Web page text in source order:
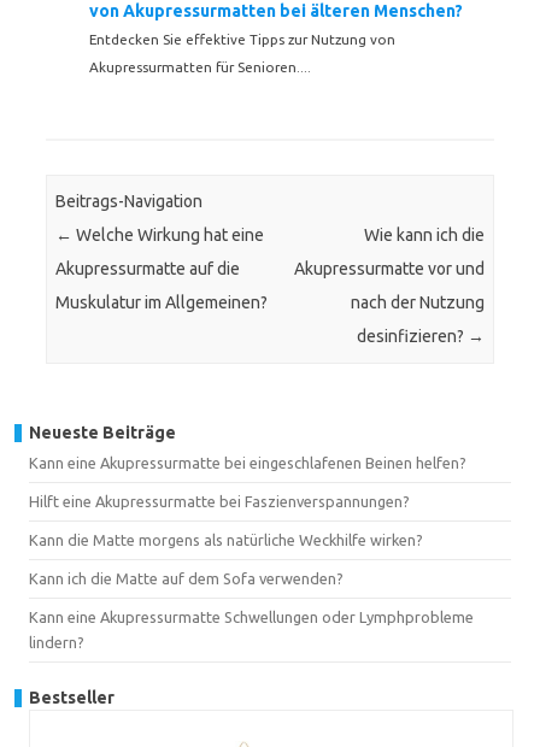
von Akupressurmatten bei älteren Menschen?
Entdecken Sie effektive Tipps zur Nutzung von
Akupressurmatten für Senioren....
Beitrags-Navigation
← Welche Wirkung hat eine
Akupressurmatte auf die
Muskulatur im Allgemeinen?
Wie kann ich die
Akupressurmatte vor und
nach der Nutzung
desinfizieren? →
Neueste Beiträge
Kann eine Akupressurmatte bei eingeschlafenen Beinen helfen?
Hilft eine Akupressurmatte bei Faszienverspannungen?
Kann die Matte morgens als natürliche Weckhilfe wirken?
Kann ich die Matte auf dem Sofa verwenden?
Kann eine Akupressurmatte Schwellungen oder Lymphprobleme
lindern?
Bestseller